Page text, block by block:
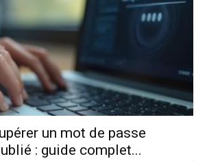
un mot de passe
: guide complet...